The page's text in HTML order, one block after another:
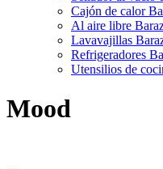
Cajón de calor
Al aire libre
Lavavajillas
Refrigeradores
Utensilios de
Mood